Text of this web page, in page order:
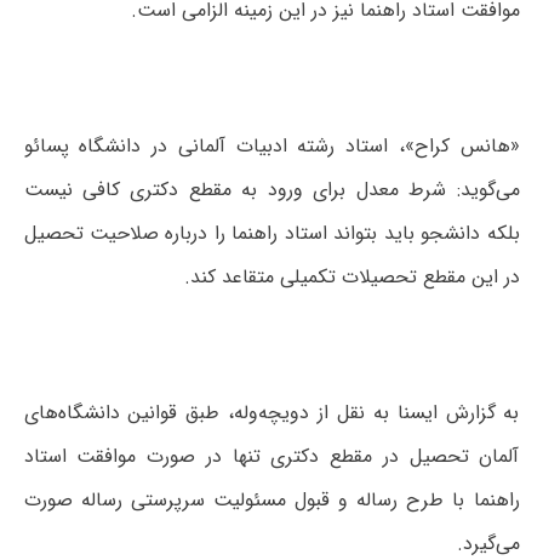
موافقت استاد راهنما نیز در این زمینه الزامی است.
«هانس کراح»، استاد رشته ادبیات آلمانی در دانشگاه پسائو
می‌گوید: شرط معدل برای ورود به مقطع دکتری کافی نیست
بلکه دانشجو باید بتواند استاد راهنما را درباره صلاحیت تحصیل
در این مقطع تحصیلات تکمیلی متقاعد کند.
به گزارش ایسنا به نقل از دویچه‌وله، طبق قوانین دانشگاه‌های
آلمان تحصیل در مقطع دکتری تنها در صورت موافقت استاد
راهنما با طرح رساله و قبول مسئولیت سرپرستی رساله صورت
می‌گیرد.